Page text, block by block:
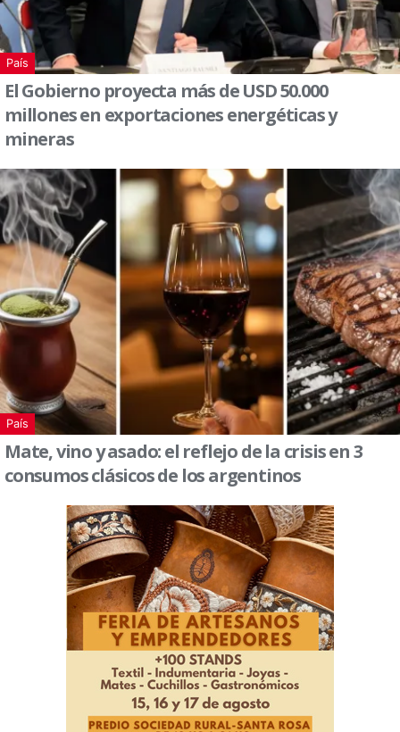
País
El Gobierno proyecta más de USD 50.000
millones en exportaciones energéticas y
mineras
País
Mate, vino y asado: el reflejo de la crisis en 3
consumos clásicos de los argentinos